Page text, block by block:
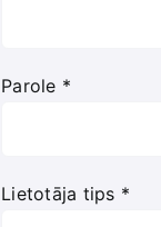
Parole *
Lietotāja tips *